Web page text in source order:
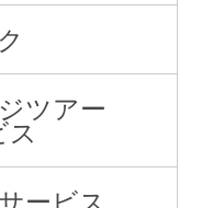
ツアー
ス